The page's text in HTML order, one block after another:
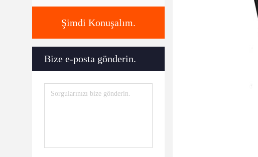
Şimdi Konuşalım.
Bize e-posta gönderin.